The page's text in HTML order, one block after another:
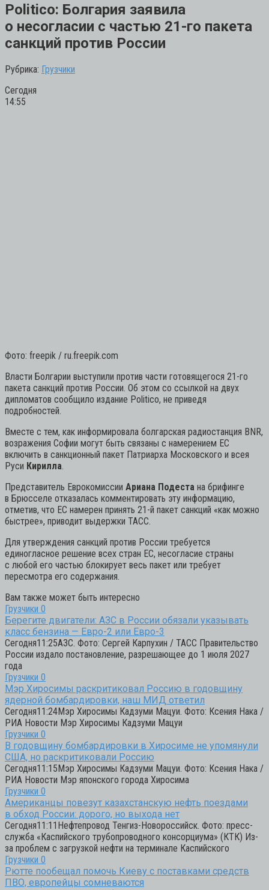
Politico: Болгария заявила
о несогласии с частью 21-го пакета
санкций против России
Рубрика: Грузчики
Сегодня
14:55
Фото: freepik / ru.freepik.com
Власти Болгарии выступили против части готовящегося 21-го
пакета санкций против России. Об этом со ссылкой на двух
дипломатов сообщило издание Politico, не приведя
подробностей.
Вместе с тем, как информировала болгарская радиостанция BNR,
возражения Софии могут быть связаны с намерением ЕС
включить в санкционный пакет Патриарха Московского и всея
Руси Кирилла.
Представитель Еврокомиссии Ариана Подеста на брифинге
в Брюсселе отказалась комментировать эту информацию,
отметив, что ЕС намерен принять 21-й пакет санкций «как можно
быстрее», приводит выдержки ТАСС.
Для утверждения санкций против России требуется
единогласное решение всех стран ЕС, несогласие страны
с любой его частью блокирует весь пакет или требует
пересмотра его содержания.
Вам также может быть интересно
Грузчики 0
Берегите двигатели: АЗС в России обязали указывать
класс бензина — Евро-2 или Евро-3
Сегодня11:25АЗС. Фото: Сергей Карпухин / ТАСС Правительство
России издало постановление, разрешающее до 1 июля 2027
года
Грузчики 0
Мэр Хиросимы раскритиковал Россию в годовщину
ядерной бомбардировки, наш МИД ответил
Сегодня11:24Мэр Хиросимы Кадзуми Мацуи. Фото: Ксения Нака /
РИА Новости Мэр Хиросимы Кадзуми Мацуи
Грузчики 0
В годовщину бомбардировки в Хиросиме не упомянули
США, но раскритиковали Россию
Сегодня11:15Мэр Хиросимы Кадзуми Мацуи. Фото: Ксения Нака /
РИА Новости Мэр японского города Хиросима
Грузчики 0
Американцы повезут казахстанскую нефть поездами
в обход России: дорого, но выхода нет
Сегодня11:11Нефтепровод Тенгиз-Новороссийск. Фото: пресс-
служба «Каспийского трубопроводного консорциума» (КТК) Из-
за проблем с загрузкой нефти на терминале Каспийского
Грузчики 0
Рютте пообещал помочь Киеву с поставками средств
ПВО, европейцы сомневаются